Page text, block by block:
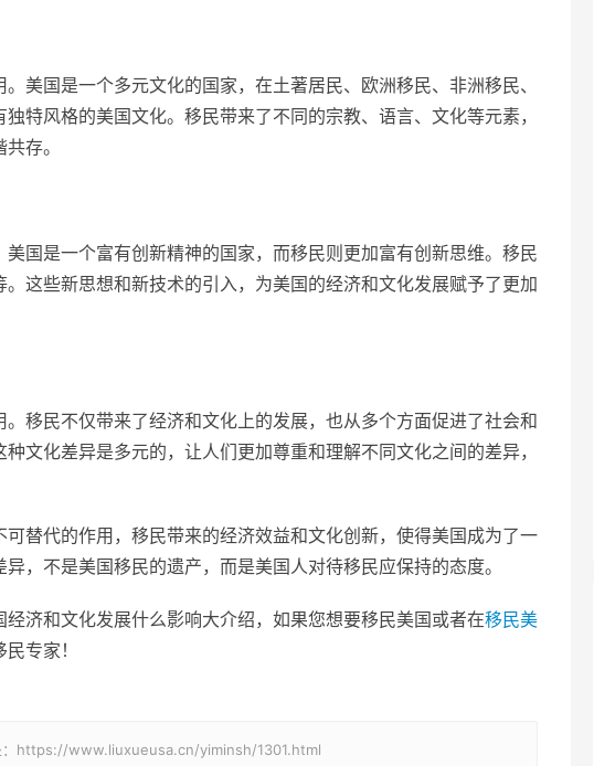
美国是一个多元文化的国家，在土著居民、欧洲移民、非洲移民、
特风格的美国文化。移民带来了不同的宗教、语言、文化等元素，
存。
国是一个富有创新精神的国家，而移民则更加富有创新思维。移民
这些新思想和新技术的引入，为美国的经济和文化发展赋予了更加
移民不仅带来了经济和文化上的发展，也从多个方面促进了社会和
文化差异是多元的，让人们更加尊重和理解不同文化之间的差异，
替代的作用，移民带来的经济效益和文化创新，使得美国成为了一
，不是美国移民的遗产，而是美国人对待移民应保持的态度。
济和文化发展什么影响大介绍，如果您想要移民美国或者在移民美
专家！
：https://www.liuxueusa.cn/yiminsh/1301.html